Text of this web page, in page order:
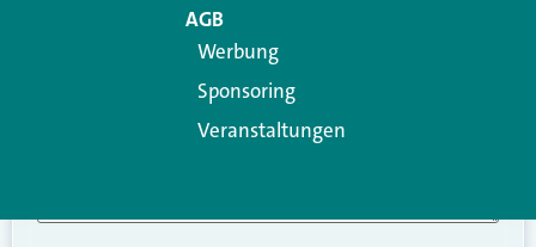
AGB
Werbung
Sponsoring
Veranstaltungen